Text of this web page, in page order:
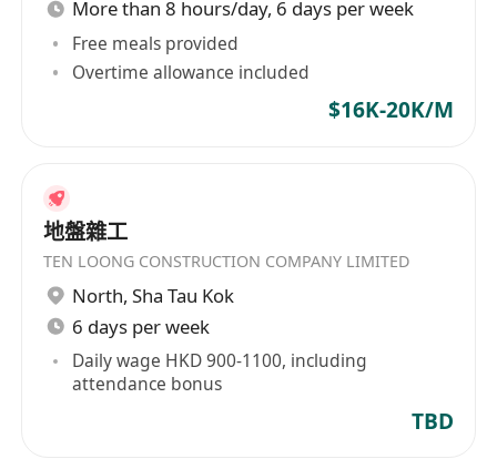
More than 8 hours/day, 6 days per week
Free meals provided
Overtime allowance included
$16K-20K/M
地盤雜工
TEN LOONG CONSTRUCTION COMPANY LIMITED
North, Sha Tau Kok
6 days per week
Daily wage HKD 900-1100, including
attendance bonus
TBD